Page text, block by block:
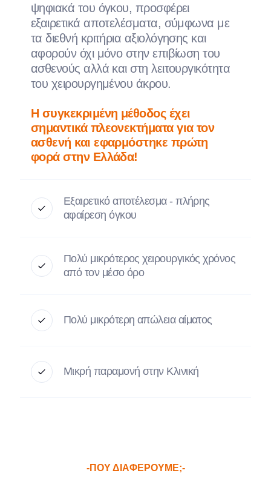
ψηφιακά του όγκου, προσφέρει
εξαιρετικά αποτελέσματα, σύμφωνα με
τα διεθνή κριτήρια αξιολόγησης και
αφορούν όχι μόνο στην επιβίωση του
ασθενούς αλλά και στη λειτουργικότητα
του χειρουργημένου άκρου.
Η συγκεκριμένη μέθοδος έχει
σημαντικά πλεονεκτήματα για τον
ασθενή και εφαρμόστηκε πρώτη
φορά στην Ελλάδα!
Εξαιρετικό αποτέλεσμα - πλήρης
αφαίρεση όγκου
Πολύ μικρότερος χειρουργικός χρόνος
από τον μέσο όρο
Πολύ μικρότερη απώλεια αίματος
Μικρή παραμονή στην Κλινική
-ΠΟΥ ΔΙΑΦΕΡΟΥΜΕ;-